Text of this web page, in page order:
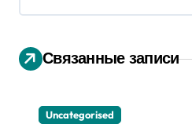
я
п Связанные записи
Uncategorised